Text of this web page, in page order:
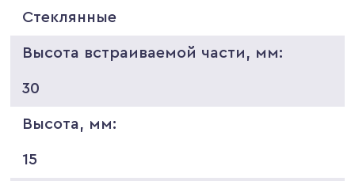
Стеклянные
Высота встраиваемой части, мм:
30
Высота, мм:
15